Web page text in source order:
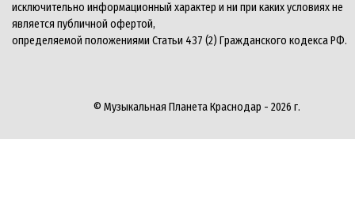
исключительно информационный характер и ни при каких условиях не
является публичной офертой,
определяемой положениями Статьи 437 (2) Гражданского кодекса РФ.
© Музыкальная Планета Краснодар - 2026 г.